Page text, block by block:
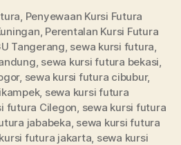
, Penyewaan Kursi Futura
, Perentalan Kursi Futura
Tangerang, sewa kursi futura,
, sewa kursi futura bekasi,
, sewa kursi futura cibubur,
, sewa kursi futura
futura Cilegon, sewa kursi futura
jababeka, sewa kursi futura
futura jakarta, sewa kursi